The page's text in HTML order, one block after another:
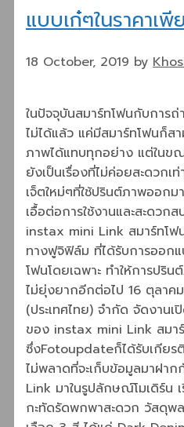
แบบเก๋ๆในราคาเ
18 October, 2019 by
ในปัจจุบันสมาร์ทโฟนกับการ
ไม่ได้แล้ว แค่มีสมาร์ทโฟนก็ส
ภาพได้แทบทุกอย่าง แต่ในข
ยังเป็นเรื่องที่ไม่ค่อยสะดวก
เจ็ตใหม่ๆที่ใช้ปรินต์ภาพออกม
เอื้อต่อการใช้งานและสะดวก
instax mini Link สมาร์ทโฟ
ทางฟูจิฟิล์ม ที่ได้รับการออกแ
โฟนโดยเฉพาะ ทำให้การปริ
ไม่ยุ่งยากอีกต่อไป 16 ตุลา
(ประเทศไทย) จำกัด จัดงาน
ของ instax mini Link สมา
ซึ่งFotoupdateก็ได้รับเกียร
ไม่พลาดที่จะเก็บข้อมูลมาฝา
Link มาในรูปลักษณ์โมเดิร์น
กะทัดรัดพกพาสะดวก วัสดุพ